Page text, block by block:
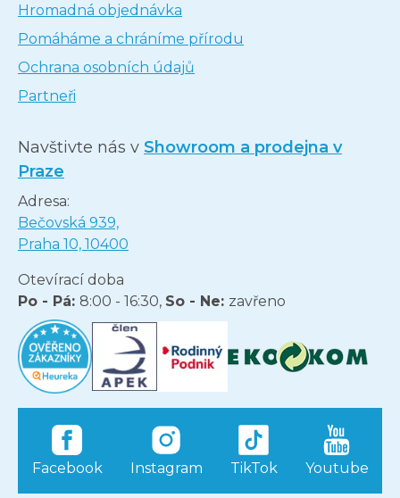
Hromadná objednávka
Pomáháme a chráníme přírodu
Ochrana osobních údajů
Partneři
Navštivte nás v Showroom a prodejna v
Praze
Adresa:
Bečovská 939,
Praha 10, 10400
Otevírací doba
Po - Pá: 8:00 - 16:30, So - Ne: zavřeno
Facebook Instagram TikTok Youtube